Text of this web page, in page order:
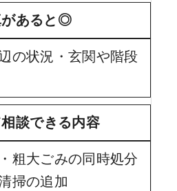
があると◎
の状況・玄関や階段
談できる内容
粗大ごみの同時処分
掃の追加